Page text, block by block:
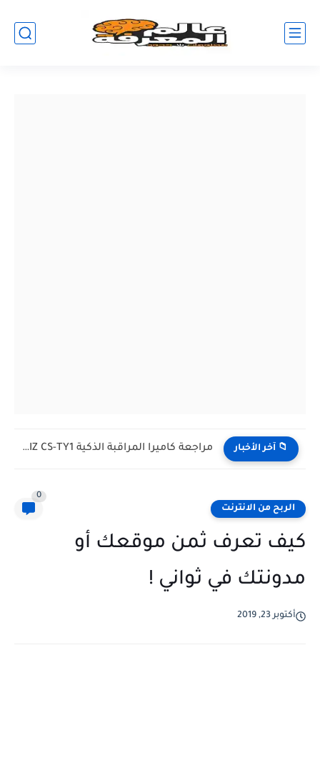
📁 آخر الأخبار مراجعة كاميرا المراقبة الذكية EZVIZ CS-TY1: حماية منزلك ومراقبة طفلك...
الربح من الانترنت
0
كيف تعرف ثمن موقعك أو
مدونتك في ثواني !
أكتوبر 23, 2019